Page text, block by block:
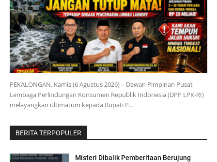
PEKALONGAN, Kamis (6 Agustus 2026) – Dewan Pimpinan Pusat
Lembaga Perlindungan Konsumen Republik Indonesia (DPP LPK-RI)
melayangkan ultimatum kepada Bupati P…
BERITA TERPOPULER
Misteri Dibalik Pemberitaan Berujung